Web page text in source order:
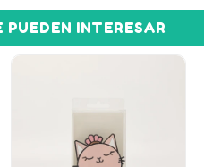
PUEDEN INTERESAR